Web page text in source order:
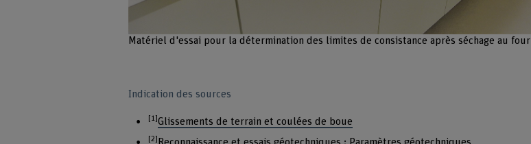
Matériel d'essai pour la détermination des limites de consistance après séchage au four
Indication des sources
[1] Glissements de terrain et coulées de boue
[2]